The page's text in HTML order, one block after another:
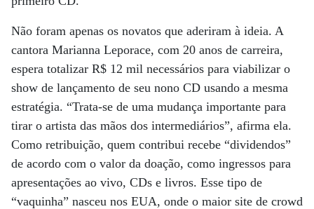
Não foram apenas os novatos que aderiram à ideia. A
cantora Marianna Leporace, com 20 anos de carreira,
espera totalizar R$ 12 mil necessários para viabilizar o
show de lançamento de seu nono CD usando a mesma
estratégia. “Trata-se de uma mudança importante para
tirar o artista das mãos dos intermediários”, afirma ela.
Como retribuição, quem contribui recebe “dividendos”
de acordo com o valor da doação, como ingressos para
apresentações ao vivo, CDs e livros. Esse tipo de
“vaquinha” nasceu nos EUA, onde o maior site de crowd